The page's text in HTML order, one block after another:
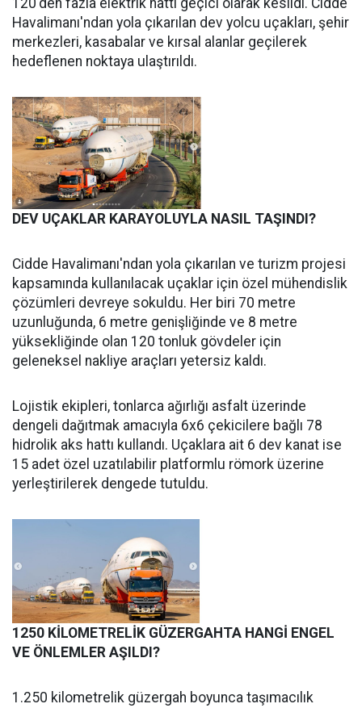
120'den fazla elektrik hattı geçici olarak kesildi. Cidde
Havalimanı'ndan yola çıkarılan dev yolcu uçakları, şehir
merkezleri, kasabalar ve kırsal alanlar geçilerek
hedeflenen noktaya ulaştırıldı.
DEV UÇAKLAR KARAYOLUYLA NASIL TAŞINDI?
Cidde Havalimanı'ndan yola çıkarılan ve turizm projesi
kapsamında kullanılacak uçaklar için özel mühendislik
çözümleri devreye sokuldu. Her biri 70 metre
uzunluğunda, 6 metre genişliğinde ve 8 metre
yüksekliğinde olan 120 tonluk gövdeler için
geleneksel nakliye araçları yetersiz kaldı.
Lojistik ekipleri, tonlarca ağırlığı asfalt üzerinde
dengeli dağıtmak amacıyla 6x6 çekicilere bağlı 78
hidrolik aks hattı kullandı. Uçaklara ait 6 dev kanat ise
15 adet özel uzatılabilir platformlu römork üzerine
yerleştirilerek dengede tutuldu.
1250 KİLOMETRELİK GÜZERGAHTA HANGİ ENGEL
VE ÖNLEMLER AŞILDI?
1.250 kilometrelik güzergah boyunca taşımacılık